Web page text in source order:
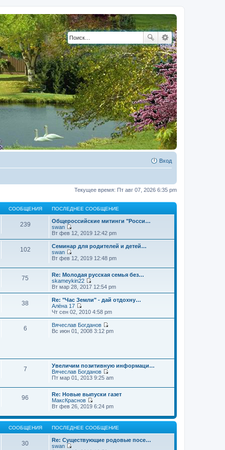
Вход
Текущее время: Пт авг 07, 2026 6:35 pm
СООБЩЕНИЯ ПОСЛЕДНЕЕ СООБЩЕНИЕ
239
Общероссийские митинги "Росси…
swan
П
е
р
е
й
т
и
к
п
о
с
л
е
д
м
у
б
щ
е
н
ю
Вт фев 12, 2019 12:42 pm
102
Семинар для родителей и детей…
swan
П
р
е
й
т
и
к
п
о
с
л
е
у
с
о
о
щ
е
н
и
Вт фев 12, 2019 12:48 pm
75
Re: Молодая русская семья без…
skameykin22
П
е
р
е
й
к
п
е
д
н
е
у
с
о
о
щ
н
ю
Вт мар 28, 2017 12:54 pm
38
Re: "Час Земли" - дай отдохну…
Алёна 17
П
е
р
е
й
п
о
с
л
д
н
е
м
с
о
о
щ
Чт сен 02, 2010 4:58 pm
6
Вячеслав Богданов
П
т
и
п
л
д
е
м
у
с
Вс июн 01, 2008 3:12 pm
7
Увеличим позитивную информаци…
Вячеслав Богданов
П
р
е
т
к
п
о
л
Пт мар 01, 2013 9:25 am
96
Re: Новые выпуски газет
МаксКраснов
П
р
е
й
т
и
Вт фев 26, 2019 6:24 pm
СООБЩЕНИЯ ПОСЛЕДНЕЕ СООБЩЕНИЕ
30
Re: Существующие родовые посе…
swan